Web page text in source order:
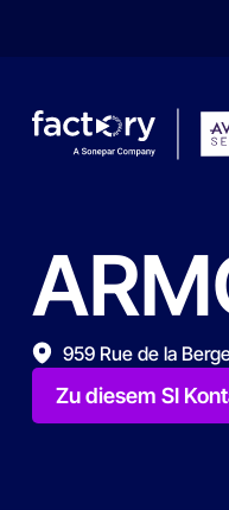
Wonach suchst du ?
959 Rue de la
Zu diesem SI